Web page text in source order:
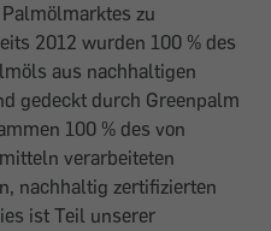
zu
2012 wurden 100 % des
aus nachhaltigen
gedeckt durch Greenpalm
100 % des von
verarbeiteten
nachhaltig zertifizierten
ist Teil unserer